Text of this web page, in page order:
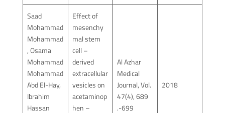
2018
Al Azhar
Medical
Journal, Vol.
47(4), 689
-699.
Effect of
mesenchy
mal stem
cell –
derived
extracellular
vesicles on
acetaminop
hen –
Saad
Mohammad
Mohammad
, Osama
Mohammad
Mohammad
Abd El-Hay,
Ibrahim
Hassan